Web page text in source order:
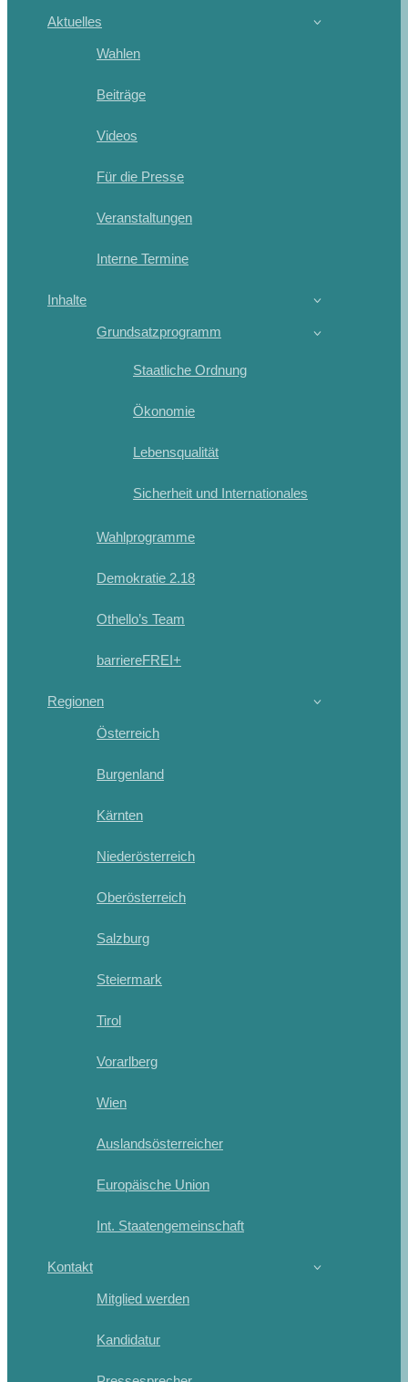
Aktuelles
Wahlen
Beiträge
Videos
Für die Presse
Veranstaltungen
Interne Termine
Inhalte
Grundsatzprogramm
Staatliche Ordnung
Ökonomie
Lebensqualität
Sicherheit und Internationales
Wahlprogramme
Demokratie 2.18
Othello’s Team
barriereFREI+
Regionen
Österreich
Burgenland
Kärnten
Niederösterreich
Oberösterreich
Salzburg
Steiermark
Tirol
Vorarlberg
Wien
Auslandsösterreicher
Europäische Union
Int. Staatengemeinschaft
Kontakt
Mitglied werden
Kandidatur